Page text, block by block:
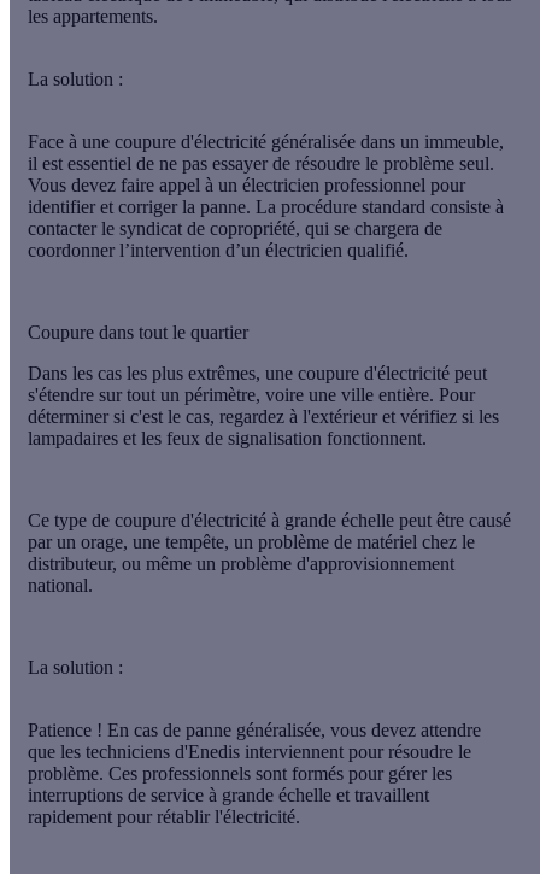
les appartements.
La solution :
Face à une coupure d'électricité généralisée dans un immeuble,
il est essentiel de ne pas essayer de résoudre le problème seul.
Vous devez faire appel à un électricien professionnel pour
identifier et corriger la panne. La procédure standard consiste à
contacter le syndicat de copropriété, qui se chargera de
coordonner l’intervention d’un électricien qualifié.
Coupure dans tout le quartier
Dans les cas les plus extrêmes, une coupure d'électricité peut
s'étendre sur tout un périmètre, voire une ville entière. Pour
déterminer si c'est le cas, regardez à l'extérieur et vérifiez si les
lampadaires et les feux de signalisation fonctionnent.
Ce type de coupure d'électricité à grande échelle peut être causé
par un orage, une tempête, un problème de matériel chez le
distributeur, ou même un problème d'approvisionnement
national.
La solution :
Patience ! En cas de panne généralisée, vous devez attendre
que les techniciens d'Enedis interviennent pour résoudre le
problème. Ces professionnels sont formés pour gérer les
interruptions de service à grande échelle et travaillent
rapidement pour rétablir l'électricité.